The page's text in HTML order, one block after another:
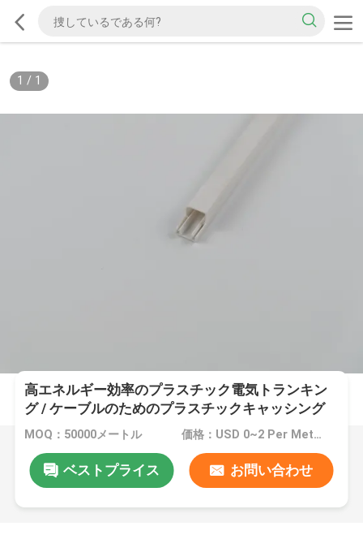
1 / 1
高エネルギー効率のプラスチック電気トランキン
グ / ケーブルのためのプラスチックキャッシング
硬さ
MOQ：50000メートル 価格：USD 0~2 Per Meter
ベストプライス お問い合わせ